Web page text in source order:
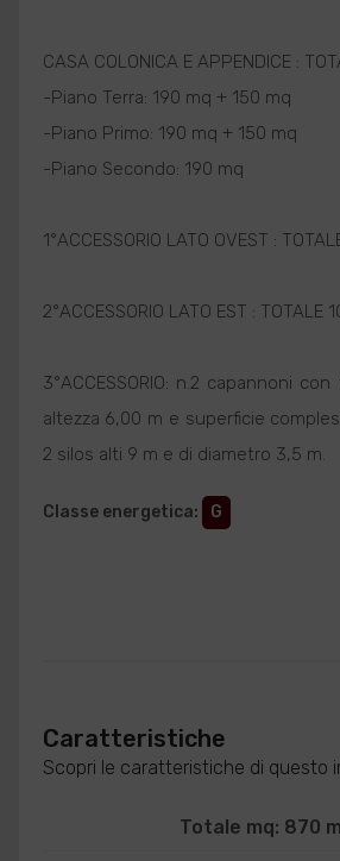
CASA COLONICA E APPENDICE :
-Piano Terra: 190 mq + 150 mq
-Piano Primo: 190 mq + 150 mq
-Piano Secondo: 190 mq
1°ACCESSORIO LATO OVEST :
2°ACCESSORIO LATO EST : TOTALE
3°ACCESSORIO: n.2 capannoni
altezza 6,00 m e superficie
2 silos alti 9 m e di diametro 3,5 m.
Classe energetica: G
Caratteristiche
Scopri le caratteristiche di questo
Totale mq: 870